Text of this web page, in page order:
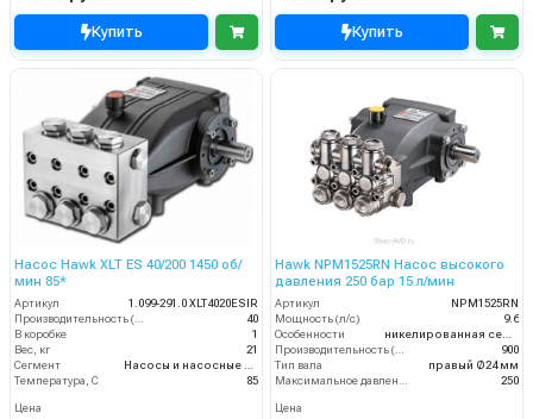
Купить Купить
Насос Hawk XLT ES 40/200 1450 об/
мин 85*
Артикул
1.099-291.0 XLT4020ESIR
40
В коробке
1
Вес, кг
21
Сегмент
Температура, C
85
Цена
Hawk NPM1525RN Насос высокого
давления 250 бар 15 л/мин
Артикул
NPM1525RN
Мощность (л/с)
9.6
Особенности
900
Тип вала
правый Ø24 мм
250
Цена